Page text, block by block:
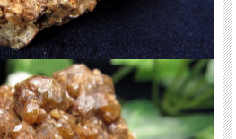
バイヤー厳選 プレゼント ギフト メンズ レデ
イド サイズ直し コムローズ comrose